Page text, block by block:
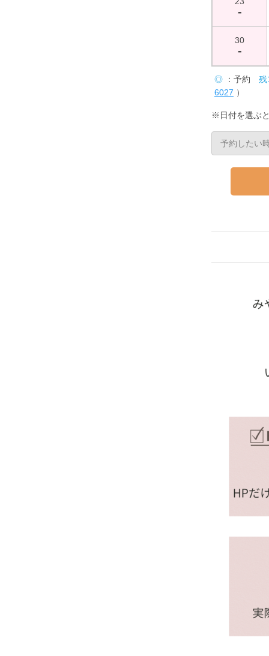
-
30
-
◎ ：予約 残
6027 ）
※日付を選ぶ